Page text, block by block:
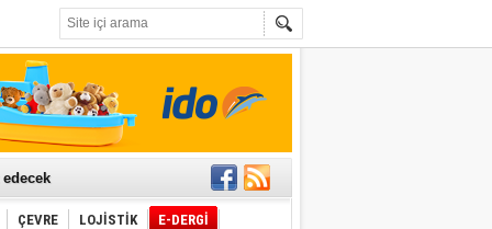
ÇEVRE LOJİSTİK E-DERGİ